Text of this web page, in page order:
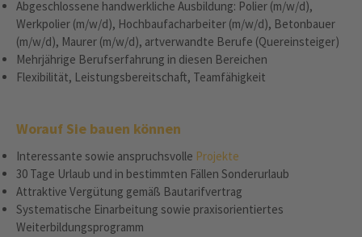
Abgeschlossene handwerkliche Ausbildung: Polier (m/w/d),
Werkpolier (m/w/d), Hochbaufacharbeiter (m/w/d), Betonbauer
(m/w/d), Maurer (m/w/d), artverwandte Berufe (Quereinsteiger)
Mehrjährige Berufserfahrung in diesen Bereichen
Flexibilität, Leistungsbereitschaft, Teamfähigkeit
Worauf Sie bauen können
Interessante sowie anspruchsvolle Projekte
30 Tage Urlaub und in bestimmten Fällen Sonderurlaub
Attraktive Vergütung gemäß Bautarifvertrag
Systematische Einarbeitung sowie praxisorientiertes
Weiterbildungsprogramm